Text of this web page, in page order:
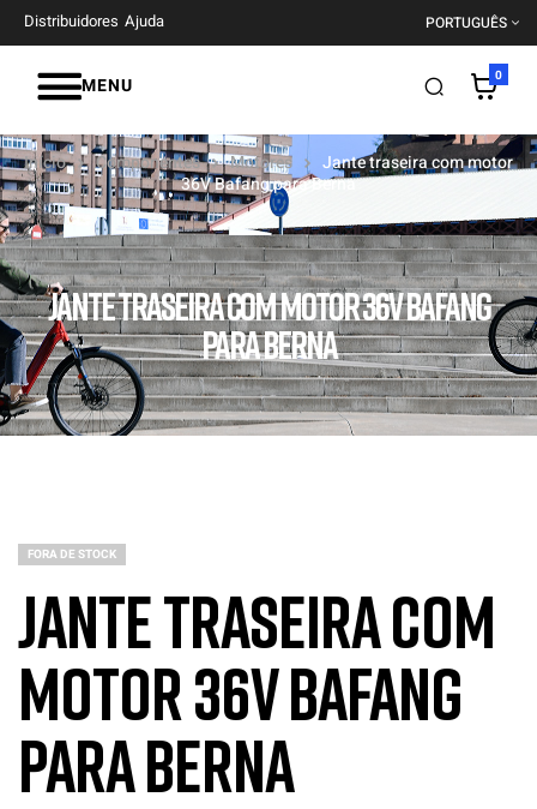
Distribuidores Ajuda PORTUGUÊS
MENU 0
JANTE TRASEIRA COM MOTOR 36V BAFANG
PARA BERNA
Início Componentes Motores
Jante traseira com motor
36V Bafang para Berna
FORA DE STOCK
Jante traseira com
motor 36V Bafang
para Berna